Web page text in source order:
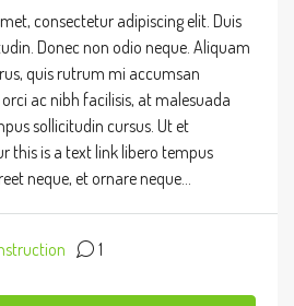
consectetur adipiscing elit. Duis
Donec non odio neque. Aliquam
quis rutrum mi accumsan
ac nibh facilisis, at malesuada
sollicitudin cursus. Ut et
this is a text link libero tempus
neque, et ornare neque...
1